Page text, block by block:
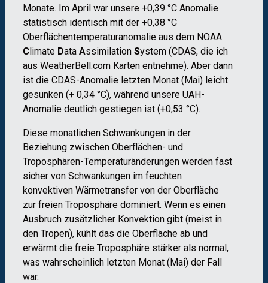
Monate. Im April war unsere +0,39 °C Anomalie
statistisch identisch mit der +0,38 °C
Oberflächentemperaturanomalie aus dem NOAA
Climate Data Assimilation System (CDAS, die ich
aus WeatherBell.com Karten entnehme). Aber dann
ist die CDAS-Anomalie letzten Monat (Mai) leicht
gesunken (+ 0,34 °C), während unsere UAH-
Anomalie deutlich gestiegen ist (+0,53 °C).
Diese monatlichen Schwankungen in der
Beziehung zwischen Oberflächen- und
Troposphären-Temperaturänderungen werden fast
sicher von Schwankungen im feuchten
konvektiven Wärmetransfer von der Oberfläche
zur freien Troposphäre dominiert. Wenn es einen
Ausbruch zusätzlicher Konvektion gibt (meist in
den Tropen), kühlt das die Oberfläche ab und
erwärmt die freie Troposphäre stärker als normal,
was wahrscheinlich letzten Monat (Mai) der Fall
war.